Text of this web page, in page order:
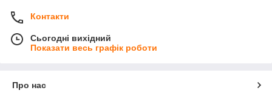
Контакти
Сьогодні вихідний
Показати весь графік роботи
Про нас